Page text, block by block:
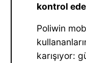
kontrol
Poliwin
karışıyor: